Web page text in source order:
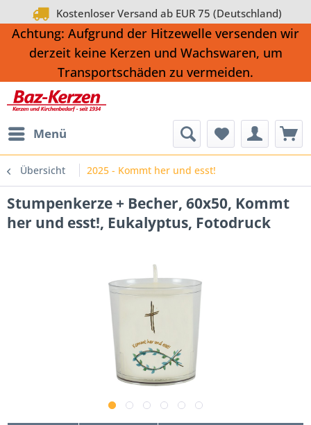
Kostenloser Versand ab EUR 75 (Deutschland)
Achtung: Aufgrund der Hitzewelle versenden wir
derzeit keine Kerzen und Wachswaren, um
Transportschäden zu vermeiden.
Menü
Übersicht 2025 - Kommt her und esst!
Stumpenkerze + Becher, 60x50, Kommt
her und esst!, Eukalyptus, Fotodruck